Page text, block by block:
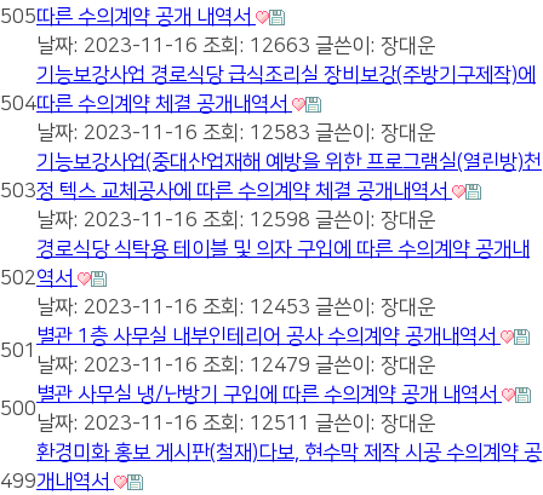
505따른 수의계약 공개 내역서
날짜: 2023-11-16 조회: 12663 글쓴이: 장대운
504
기능보강사업 경로식당 급식조리실 장비보강(주방기구제작)에
따른 수의계약 체결 공개내역서
날짜: 2023-11-16 조회: 12583 글쓴이: 장대운
503
기능보강사업(중대산업재해 예방을 위한 프로그램실(열린방)천
정 텍스 교체공사에 따른 수의계약 체결 공개내역서
날짜: 2023-11-16 조회: 12598 글쓴이: 장대운
502
경로식당 식탁용 테이블 및 의자 구입에 따른 수의계약 공개내
역서
날짜: 2023-11-16 조회: 12453 글쓴이: 장대운
501
별관 1층 사무실 내부인테리어 공사 수의계약 공개내역서
날짜: 2023-11-16 조회: 12479 글쓴이: 장대운
500
별관 사무실 냉/난방기 구입에 따른 수의계약 공개 내역서
날짜: 2023-11-16 조회: 12511 글쓴이: 장대운
499
환경미화 홍보 게시판(철재)다보, 현수막 제작 시공 수의계약 공
개내역서